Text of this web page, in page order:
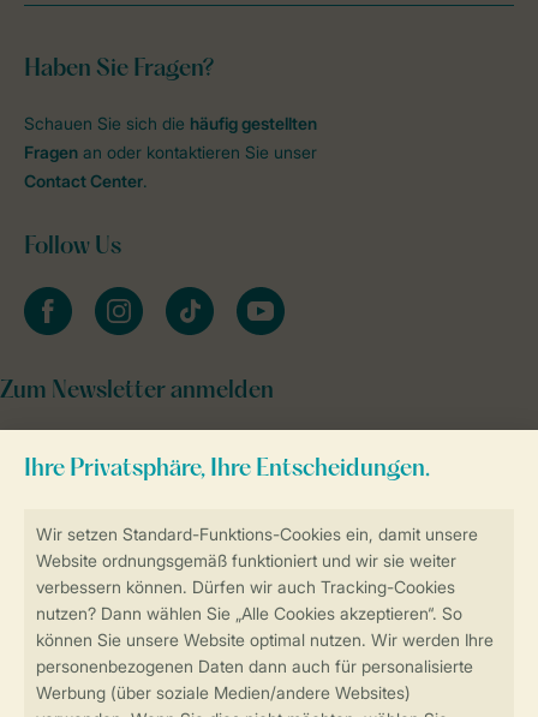
Sicher und schnell zur Online-Buchung
Sichere Datenübertragung
Sicheres Bezahlen
Haben Sie Fragen?
Schauen Sie sich die häufig gestellten
Fragen an oder kontaktieren Sie unser
Contact Center.
Follow Us
facebookinstagramtiktok youtube
Zum Newsletter anmelden